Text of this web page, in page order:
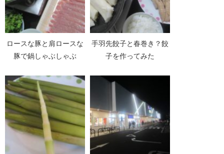
ロースな豚と肩ロースな
豚で鍋しゃぶしゃぶ
手羽先餃子と春巻き？餃
子を作ってみた